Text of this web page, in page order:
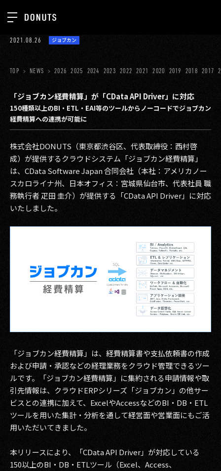
ジョブカン
ゲーム
ミクチャ
医療(CLIUS)
出版メディア
美少女図鑑
イベント
2026
2025
2023
2022
2021
2020
2019
2017
TOP
ABOUT
SERVICES
GROUP
CONTACT
2021.08.26 ジョブカン
TOP NEWS 2026 2025 2024 2023 2022 2021 2020 2019 2018 2017
「ジョブカン経費精算」が「CData API Driver」に対応
150種類以上のBI・ETL・EAI等のツールからノーコードでジョブカン
経費精算への連携が可能に
株式会社DONUTS（東京都渋谷区、代表取締役：西村啓
成）が提供するクラウドシステム「ジョブカン経費精算」
は、CData Software Japan 合同会社（本社：アメリカノー
スカロライナ州、日本オフィス：宮城県仙台市、代表社員 職
務執行者 疋田 圭介）が提供する「CData API Driver」に対応
いたしました。
「ジョブカン経費精算」は、経費精算書や支払依頼書の作成
および申請・承認などの経理業務をクラウド管理できるツー
ルです。「ジョブカン経費精算」に集約される申請情報や取
引先情報は、クラウドERPシリーズ「ジョブカン」の他サー
ビスとの連携に加えて、ExcelやAccessなどのBI・DB・ETL
ツールを用いた集計・分析を通して経営面や営業面にもご活
用いただいてきました。
本リリースにより、「CData API Driver」が対応している
150以上のBI・DB・ETLツール（Excel、Access、